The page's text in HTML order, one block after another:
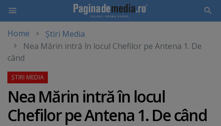
main
content
Home
Știri Media
Nea Mărin intră în locul Chefilor pe Antena 1. De
când
Nea Mărin intră în locul
Chefilor pe Antena 1. De când